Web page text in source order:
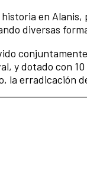
en
diversas
y dotado con
la erradicación